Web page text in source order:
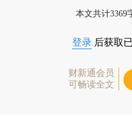
本文共计3369
登录 后获取
财新通会员
可畅读全文